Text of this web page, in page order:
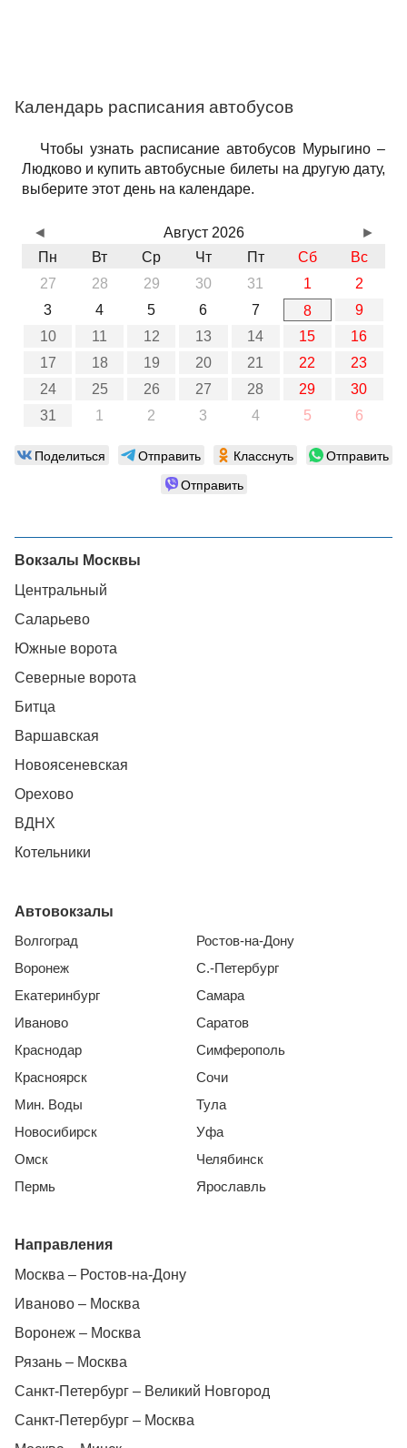
Календарь расписания автобусов
Чтобы узнать расписание автобусов Мурыгино –
Людково и купить автобусные билеты на другую дату,
выберите этот день на календаре.
Август 2026
Пн
Вт Ср Чт Пт Сб
Вс
27
28 29 30 31 1
2
3
4 5 6 7 8
9
10
11 12 13 14 15
16
17
18 19 20 21 22
23
24
25 26 27 28 29
30
31
1 2 3 4 5 6
◄ ►
Поделиться Отправить Класснуть
Отправить
Отправить
Вокзалы Москвы
Центральный
Саларьево
Южные ворота
Северные ворота
Битца
Варшавская
Новоясеневская
Орехово
ВДНХ
Котельники
Автовокзалы
Волгоград
Воронеж
Екатеринбург
Иваново
Краснодар
Красноярск
Мин. Воды
Новосибирск
Омск
Пермь
Ростов-на-Дону
С.-Петербург
Самара
Саратов
Симферополь
Сочи
Тула
Уфа
Челябинск
Ярославль
Направления
Москва – Ростов-на-Дону
Иваново – Москва
Воронеж – Москва
Рязань – Москва
Санкт-Петербург – Великий Новгород
Санкт-Петербург – Москва